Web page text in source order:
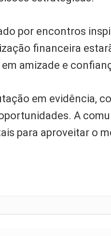
por encontros
financeira
amizade e
em evidência,
A
para aproveitar o